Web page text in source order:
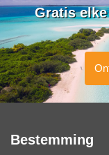
Gratis
Bestemming